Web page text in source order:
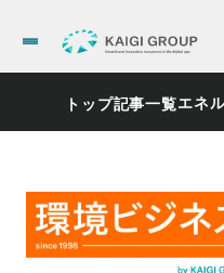
トップ記事一覧エネ